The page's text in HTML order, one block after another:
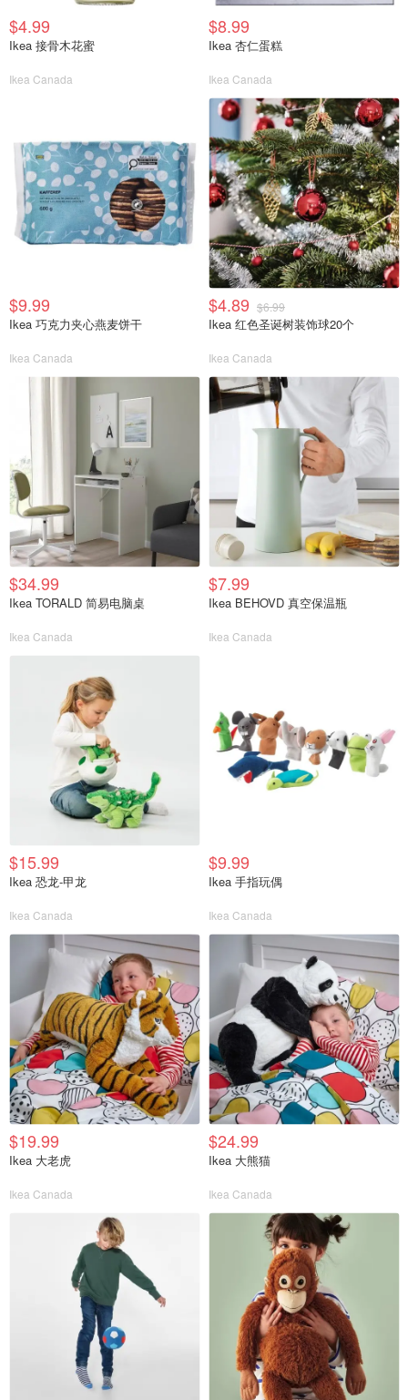
$4.99
Ikea 接骨木花蜜
Ikea Canada
$8.99
Ikea 杏仁蛋糕
Ikea Canada
$9.99
Ikea 巧克力夹心燕麦饼干
Ikea Canada
$4.89 $6.99
Ikea 红色圣诞树装饰球20个
Ikea Canada
$34.99
Ikea TORALD 简易电脑桌
Ikea Canada
$7.99
Ikea BEHOVD 真空保温瓶
Ikea Canada
$15.99
Ikea 恐龙-甲龙
Ikea Canada
$9.99
Ikea 手指玩偶
Ikea Canada
$19.99
Ikea 大老虎
Ikea Canada
$24.99
Ikea 大熊猫
Ikea Canada